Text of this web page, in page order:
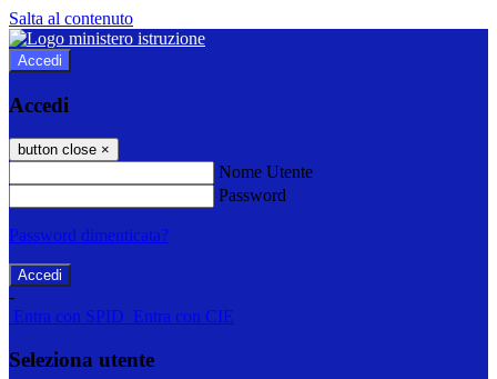
Salta al contenuto
Accedi
Accedi
button close ×
Nome Utente
Password
Password dimenticata?
-
Entra con SPID Entra con CIE
Seleziona utente